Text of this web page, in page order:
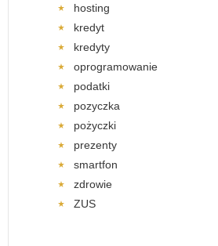
hosting
kredyt
kredyty
oprogramowanie
podatki
pozyczka
pożyczki
prezenty
smartfon
zdrowie
ZUS